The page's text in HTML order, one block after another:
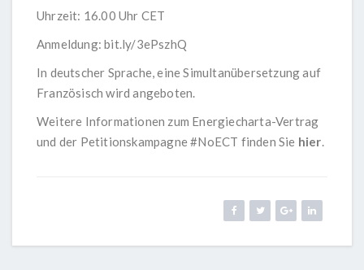
Uhrzeit: 16.00 Uhr CET
Anmeldung:bit.ly/3ePszhQ
In deutscher Sprache, eine Simultanübersetzung auf
Französisch wird angeboten.
Weitere Informationen zum Energiecharta-Vertrag
und der Petitionskampagne #NoECT finden Sie hier.